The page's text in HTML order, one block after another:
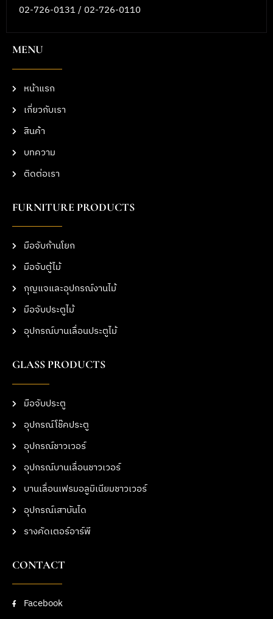
02-726-0131 / 02-726-0110
MENU
หน้าแรก
เกี่ยวกับเรา
สินค้า
บทความ
ติดต่อเรา
FURNITURE PRODUCTS
มือจับก้านโยก
มือจับตู้ไม้
กุญแจและอุปกรณ์งานไม้
มือจับประตูไม้
อุปกรณ์บานเลื่อนประตูไม้
GLASS PRODUCTS
มือจับประตู
อุปกรณ์โช๊คประตู
อุปกรณ์ชาวเวอร์
อุปกรณ์บานเลื่อนชาวเวอร์
บานเลื่อนเฟรมอลูมิเนียมชาวเวอร์
อุปกรณ์เสาบันได
รางคัดเตอร์อาร์พี
CONTACT
Facebook